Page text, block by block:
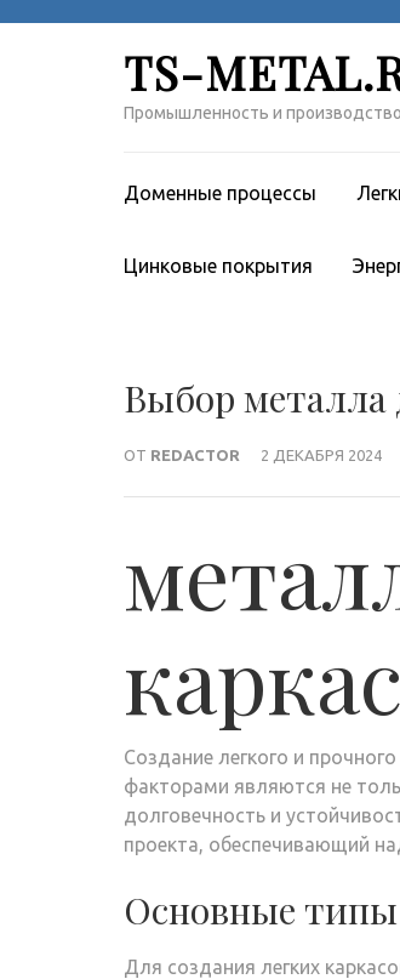
содержимомуTS-
Промышленность и производство
Доменные процессы
Цинковые покрытия
Выбор металла
ОТ REDACTOR 2 ДЕКАБРЯ 2024
Создание легкого и
факторами являются не
долговечность и
проекта, обеспечивающий
Основные типы
Для создания легких